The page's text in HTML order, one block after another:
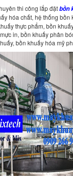
thi công lắp đặtbồn
hóa chất, hệ thống bồn
thực phẩm, bồn
in, bồn khuấy phân
bồn khuấy hóa mỹ